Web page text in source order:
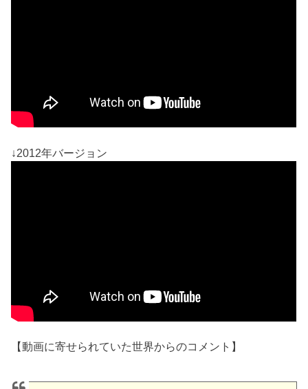
↓2012年バージョン
【動画に寄せられていた世界からのコメント】